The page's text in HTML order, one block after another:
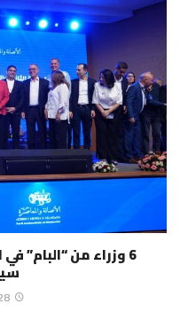
6 وزراء من “البام”
28